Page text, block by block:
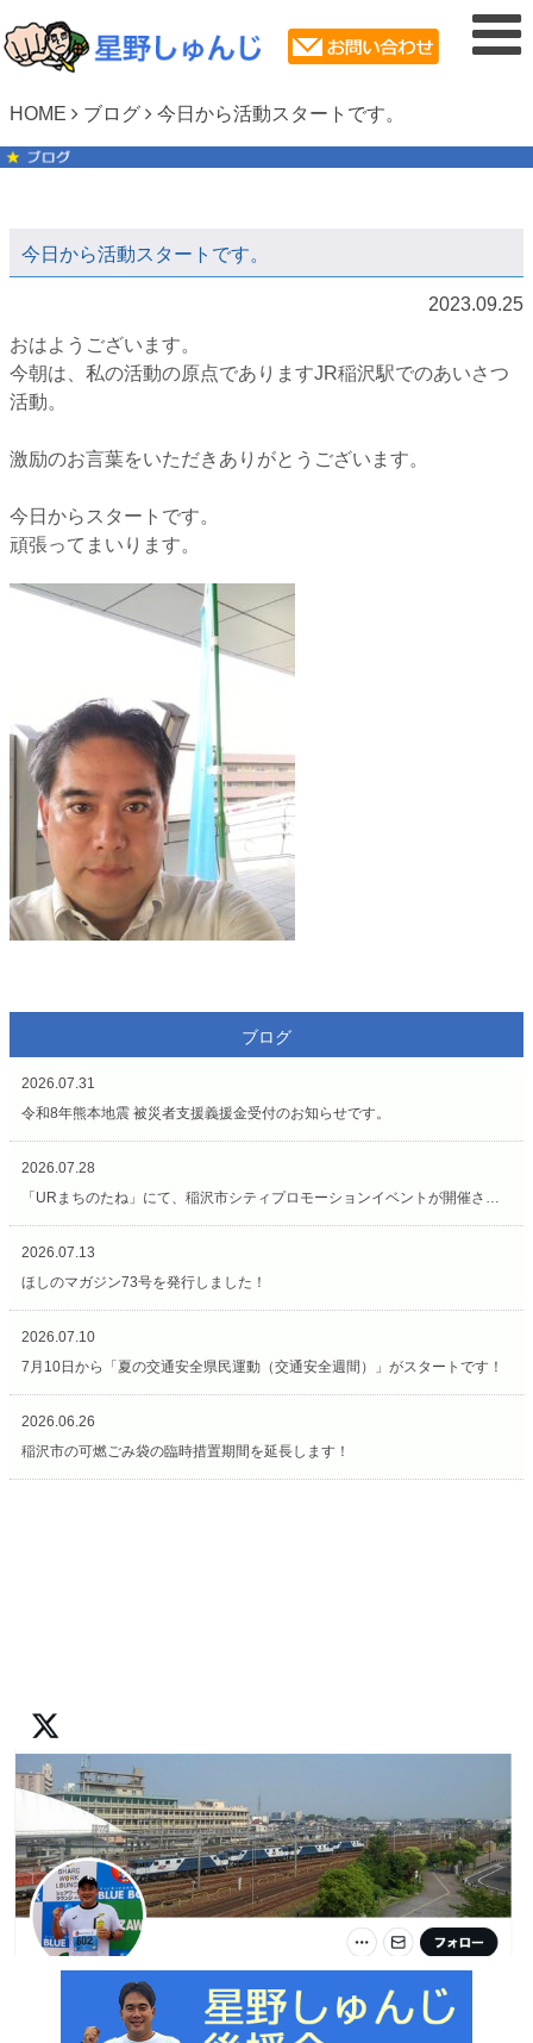
HOME ブログ 今日から活動スタートです。
今日から活動スタートです。
2023.09.25
おはようございます。⁡
⁡今朝は、私の活動の原点でありますJR稲沢駅でのあいさつ
活動。⁡
激励のお言葉をいただきありがとうございます。⁡
⁡今日からスタートです。⁡
頑張ってまいります。
ブログ
2026.07.31
令和8年熊本地震 被災者支援義援金受付のお知らせです。
2026.07.28
「URまちのたね」にて、稲沢市シティプロモーションイベントが開催されています（7/27〜8/2）
2026.07.13
ほしのマガジン73号を発行しました！
2026.07.10
7月10日から「夏の交通安全県民運動（交通安全週間）」がスタートです！
2026.06.26
稲沢市の可燃ごみ袋の臨時措置期間を延長します！